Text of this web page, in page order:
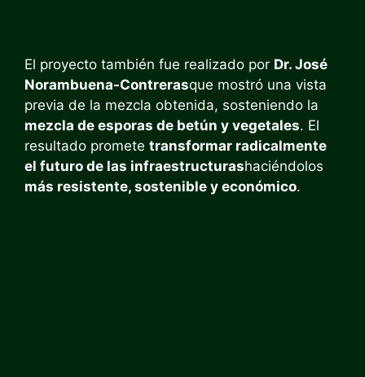
El proyecto también fue realizado por Dr. José
Norambuena-Contrerasque mostró una vista
previa de la mezcla obtenida, sosteniendo la
mezcla de esporas de betún y vegetales. El
resultado promete transformar radicalmente
el futuro de las infraestructurashaciéndolos
más resistente, sostenible y económico.